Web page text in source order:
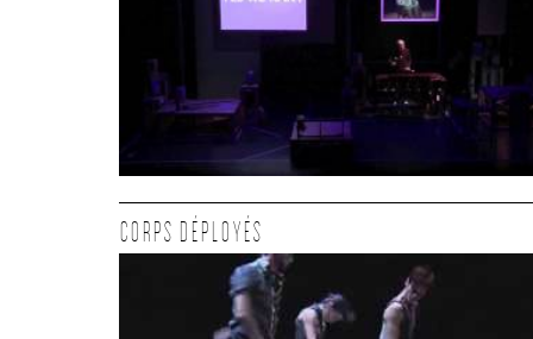
CORPS DÉPLOYÉS